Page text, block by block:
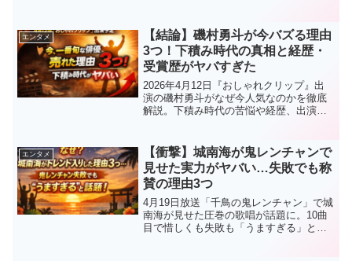
ど“店レベル超え”と話題の商品を徹底解説
します。
エンタメ
【結論】磯村勇斗が今バズる理由
3つ！下積み時代の真相と経歴・
受賞歴がヤバすぎた
2026年4月12日『おしゃれクリップ』出
演の磯村勇斗がなぜ今人気なのかを徹底
解説。下積み時代の苦悩や経歴、出演作
エンタメ
【衝撃】城南海が鬼レンチャンで
見せた実力がヤバい…失敗でも称
賛の理由3つ
4月19日放送「千鳥の鬼レンチャン」で城
南海が見せた圧巻の歌唱が話題に。10曲
目で惜しくも失敗も「うますぎる」と絶